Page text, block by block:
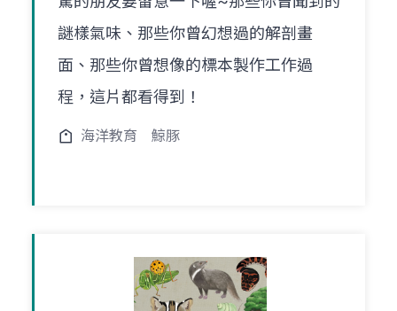
謎樣氣味、那些你曾幻想過的解剖畫
面、那些你曾想像的標本製作工作過
程，這片都看得到！
海洋教育 鯨豚